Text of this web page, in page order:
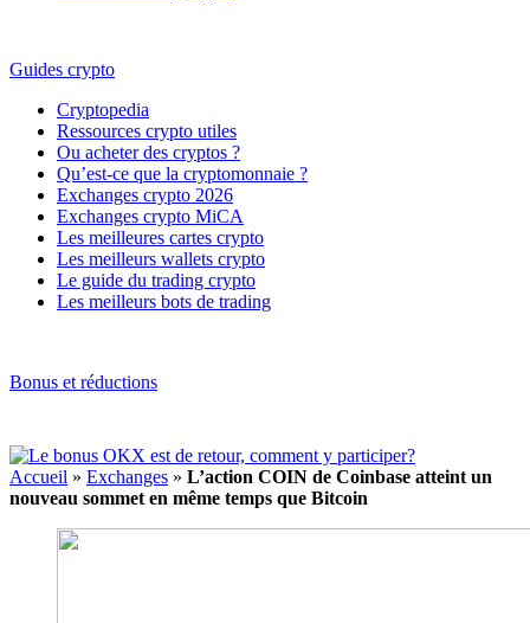
Guides crypto
Cryptopedia
Ressources crypto utiles
Ou acheter des cryptos ?
Qu’est-ce que la cryptomonnaie ?
Exchanges crypto 2026
Exchanges crypto MiCA
Les meilleures cartes crypto
Les meilleurs wallets crypto
Le guide du trading crypto
Les meilleurs bots de trading
Bonus et réductions
Accueil » Exchanges » L’action COIN de Coinbase atteint un
nouveau sommet en même temps que Bitcoin